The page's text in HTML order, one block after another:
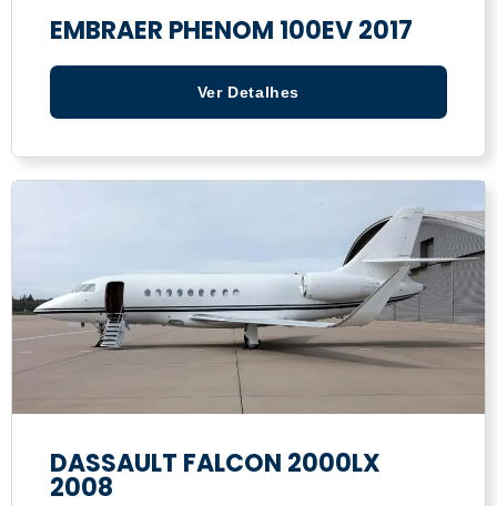
EMBRAER PHENOM 100EV 2017
Ver Detalhes
DASSAULT FALCON 2000LX
2008